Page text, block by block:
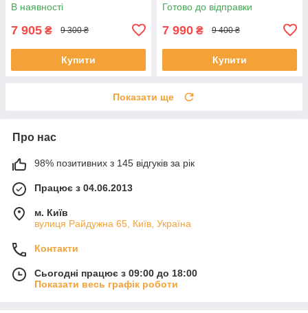
В наявності
7 905 ₴ 9 300 ₴
Купити
Готово до відправки
7 990 ₴ 9 400 ₴
Купити
Показати ще
Про нас
98% позитивних з 145 відгуків за рік
Працює з 04.06.2013
м. Київ
вулиця Райдужна 65, Київ, Україна
Контакти
Сьогодні працює з 09:00 до 18:00
Показати весь графік роботи